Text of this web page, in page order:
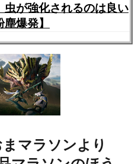
が強化されるのは良い
爆発】
まマラソンより